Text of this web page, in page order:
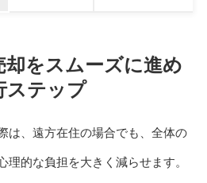
却をスムーズに進め
ステップ
は、遠方在住の場合でも、全体の
理的な負担を大きく減らせます。